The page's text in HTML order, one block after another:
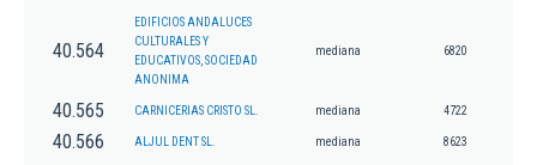
40.564
EDIFICIOS ANDALUCES
CULTURALES Y
EDUCATIVOS, SOCIEDAD
ANONIMA
mediana 6820
40.565 CARNICERIAS CRISTO SL. mediana 4722
40.566 ALJUL DENT SL. mediana 8623